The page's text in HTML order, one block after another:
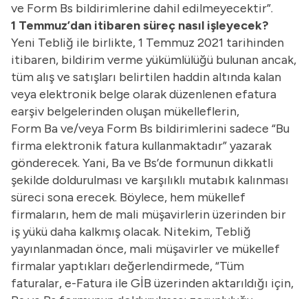
ve Form Bs bildirimlerine dahil edilmeyecektir”.
1 Temmuz’dan itibaren süreç nasıl işleyecek?
Yeni Tebliğ ile birlikte, 1 Temmuz 2021 tarihinden
itibaren, bildirim verme yükümlülüğü bulunan ancak,
tüm alış ve satışları belirtilen haddin altında kalan
veya elektronik belge olarak düzenlenen efatura
earşiv belgelerinden oluşan mükelleflerin,
Form Ba ve/veya Form Bs bildirimlerini sadece “Bu
firma elektronik fatura kullanmaktadır” yazarak
gönderecek. Yani, Ba ve Bs’de formunun dikkatli
şekilde doldurulması ve karşılıklı mutabık kalınması
süreci sona erecek. Böylece, hem mükellef
firmaların, hem de mali müşavirlerin üzerinden bir
iş yükü daha kalkmış olacak. Nitekim, Tebliğ
yayınlanmadan önce, mali müşavirler ve mükellef
firmalar yaptıkları değerlendirmede, “Tüm
faturalar, e-Fatura ile GİB üzerinden aktarıldığı için,